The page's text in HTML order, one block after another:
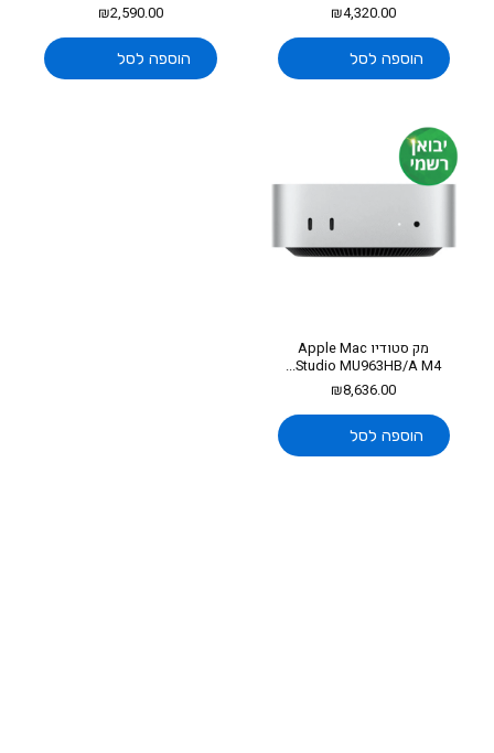
₪4,320.00
הוספה לסל
₪2,590.00
הוספה לסל
מק סטודיו Apple Mac
Studio MU963HB/A M4...
₪8,636.00
הוספה לסל